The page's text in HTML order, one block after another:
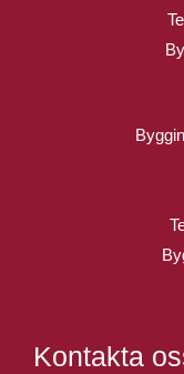
Kontakta